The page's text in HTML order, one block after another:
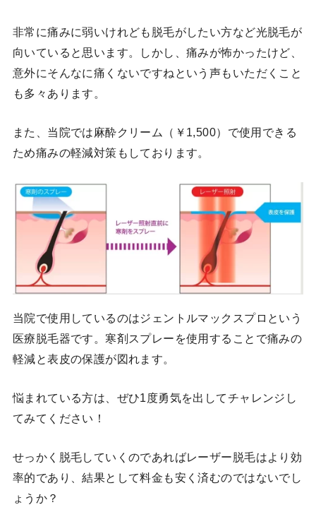
非常に痛みに弱いけれども脱毛がしたい方など光脱毛が
向いていると思います。しかし、痛みが怖かったけど、
意外にそんなに痛くないですねという声もいただくこと
も多々あります。
また、当院では麻酔クリーム（￥1,500）で使用できる
ため痛みの軽減対策もしております。
当院で使用しているのはジェントルマックスプロという
医療脱毛器です。寒剤スプレーを使用することで痛みの
軽減と表皮の保護が図れます。
悩まれている方は、ぜひ1度勇気を出してチャレンジし
てみてください！
せっかく脱毛していくのであればレーザー脱毛はより効
率的であり、結果として料金も安く済むのではないでし
ょうか？